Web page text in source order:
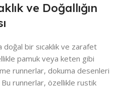
ve Doğallığın
bir sıcaklık ve zarafet
pamuk veya keten gibi
runnerlar, dokuma desenleri
runnerlar, özellikle rustik